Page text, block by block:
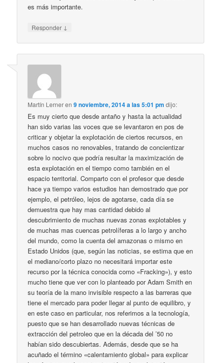
es más importante.
Responder ↓
Martín Lerneren9 noviembre, 2014 a las 5:01 pm dijo:
Es muy cierto que desde antaño y hasta la actualidad
han sido varias las voces que se levantaron en pos de
criticar y objetar la explotación de ciertos recursos, en
muchos casos no renovables, tratando de concientizar
sobre lo nocivo que podría resultar la maximización de
esta explotación en el tiempo como también en el
espacio territorial. Comparto con el profesor que desde
hace ya tiempo varios estudios han demostrado que por
ejemplo, el petróleo, lejos de agotarse, cada día se
demuestra que hay mas cantidad debido al
descubrimiento de muchas nuevas zonas explotables y
de muchas mas cuencas petrolíferas a lo largo y ancho
del mundo, como la cuenta del amazonas o mismo en
Estado Unidos (que, según las noticias, se estima que en
el mediano/corto plazo no necesitará importar este
recurso por la técnica conocida como «Fracking»), y esto
mucho tiene que ver con lo planteado por Adam Smith en
su teoría de la mano invisible respecto a las barreras que
tiene el mercado para poder llegar al punto de equilibro, y
en este caso en particular, nos referimos a la tecnología,
puesto que se han desarrollado nuevas técnicas de
extracción del petroleo que en la década del ’50 no
habían sido descubiertas. Además, desde que se ha
acuñado el término «calentamiento global» para explicar